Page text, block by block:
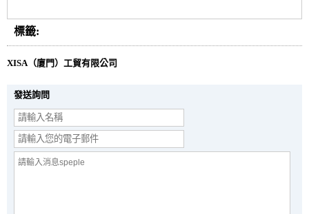
標籤:
XISA（廈門）工貿有限公司
發送詢問